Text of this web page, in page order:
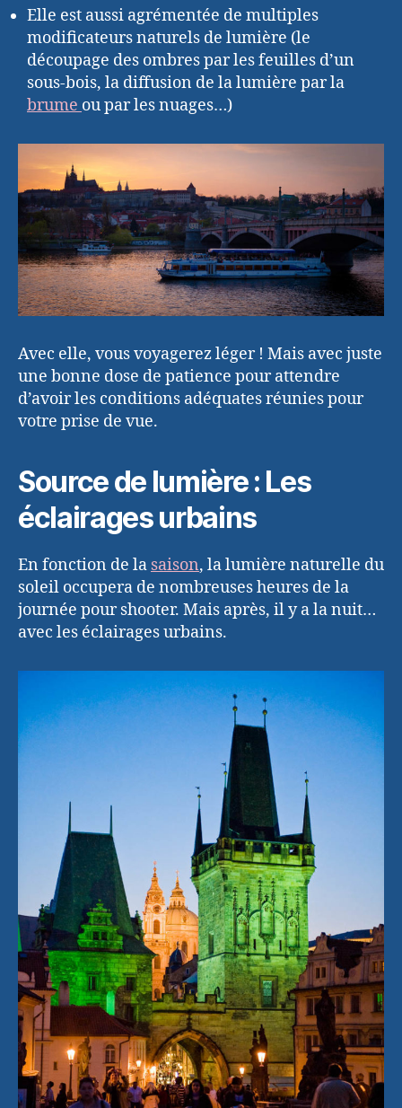
Elle est aussi agrémentée de multiples
modificateurs naturels de lumière (le
découpage des ombres par les feuilles d’un
sous-bois, la diffusion de la lumière par la
brume ou par les nuages…)
Avec elle, vous voyagerez léger ! Mais avec juste
une bonne dose de patience pour attendre
d’avoir les conditions adéquates réunies pour
votre prise de vue.
Source de lumière : Les
éclairages urbains
En fonction de la saison, la lumière naturelle du
soleil occupera de nombreuses heures de la
journée pour shooter. Mais après, il y a la nuit…
avec les éclairages urbains.